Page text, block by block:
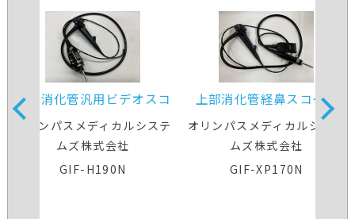
上部消化管汎用ビデオスコ
ープ
オリンパスメディカルシステ
ムズ株式会社
GIF-H190N
上部消化管経鼻スコープ
オリンパスメディカルシステ
ムズ株式会社
GIF-XP170N